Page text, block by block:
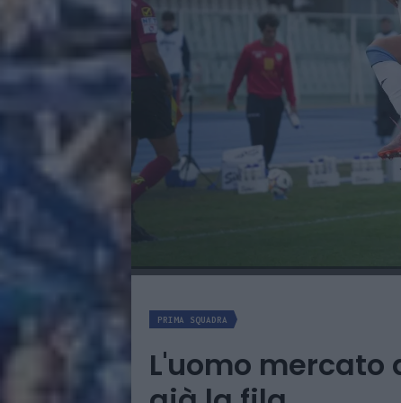
PRIMA SQUADRA
L'uomo